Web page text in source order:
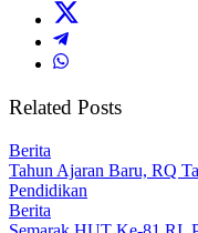
Related Posts
Berita
Tahun Ajaran Baru, RQ
Pendidikan
Berita